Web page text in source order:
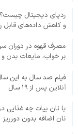
ردپای دیجیتال چیست؟؛
و کاهش داده‌های قابل
مصرف قهوه در دوران
بر خواب، مایعات بدن و
فیلم صد سال به این
آنلاین پس از ۱۹ سال
با نان بیات چه غذایی
نان اضافه بدون دورریز